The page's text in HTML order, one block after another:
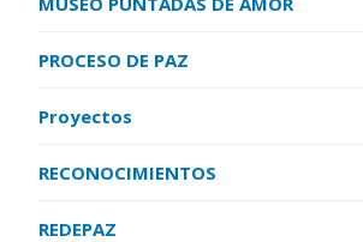
PROCESO DE PAZ
Proyectos
RECONOCIMIENTOS
REDEPAZ